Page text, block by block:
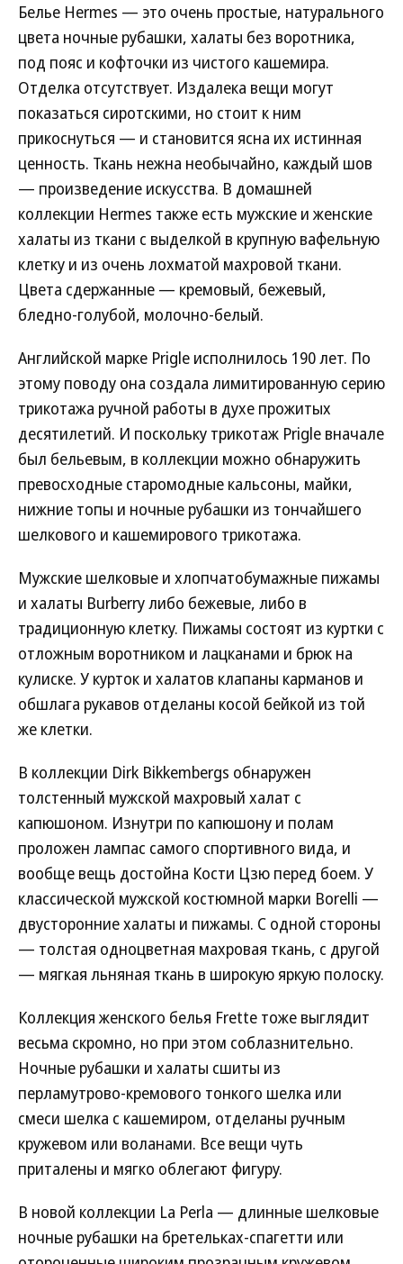
Белье Hermes — это очень простые, натурального
цвета ночные рубашки, халаты без воротника,
под пояс и кофточки из чистого кашемира.
Отделка отсутствует. Издалека вещи могут
показаться сиротскими, но стоит к ним
прикоснуться — и становится ясна их истинная
ценность. Ткань нежна необычайно, каждый шов
— произведение искусства. В домашней
коллекции Hermes также есть мужские и женские
халаты из ткани с выделкой в крупную вафельную
клетку и из очень лохматой махровой ткани.
Цвета сдержанные — кремовый, бежевый,
бледно-голубой, молочно-белый.
Английской марке Prigle исполнилось 190 лет. По
этому поводу она создала лимитированную серию
трикотажа ручной работы в духе прожитых
десятилетий. И поскольку трикотаж Prigle вначале
был бельевым, в коллекции можно обнаружить
превосходные старомодные кальсоны, майки,
нижние топы и ночные рубашки из тончайшего
шелкового и кашемирового трикотажа.
Мужские шелковые и хлопчатобумажные пижамы
и халаты Burberry либо бежевые, либо в
традиционную клетку. Пижамы состоят из куртки с
отложным воротником и лацканами и брюк на
кулиске. У курток и халатов клапаны карманов и
обшлага рукавов отделаны косой бейкой из той
же клетки.
В коллекции Dirk Bikkembergs обнаружен
толстенный мужской махровый халат с
капюшоном. Изнутри по капюшону и полам
проложен лампас самого спортивного вида, и
вообще вещь достойна Кости Цзю перед боем. У
классической мужской костюмной марки Borelli —
двусторонние халаты и пижамы. С одной стороны
— толстая одноцветная махровая ткань, с другой
— мягкая льняная ткань в широкую яркую полоску.
Коллекция женского белья Frette тоже выглядит
весьма скромно, но при этом соблазнительно.
Ночные рубашки и халаты сшиты из
перламутрово-кремового тонкого шелка или
смеси шелка с кашемиром, отделаны ручным
кружевом или воланами. Все вещи чуть
приталены и мягко облегают фигуру.
В новой коллекции La Perla — длинные шелковые
ночные рубашки на бретельках-спагетти или